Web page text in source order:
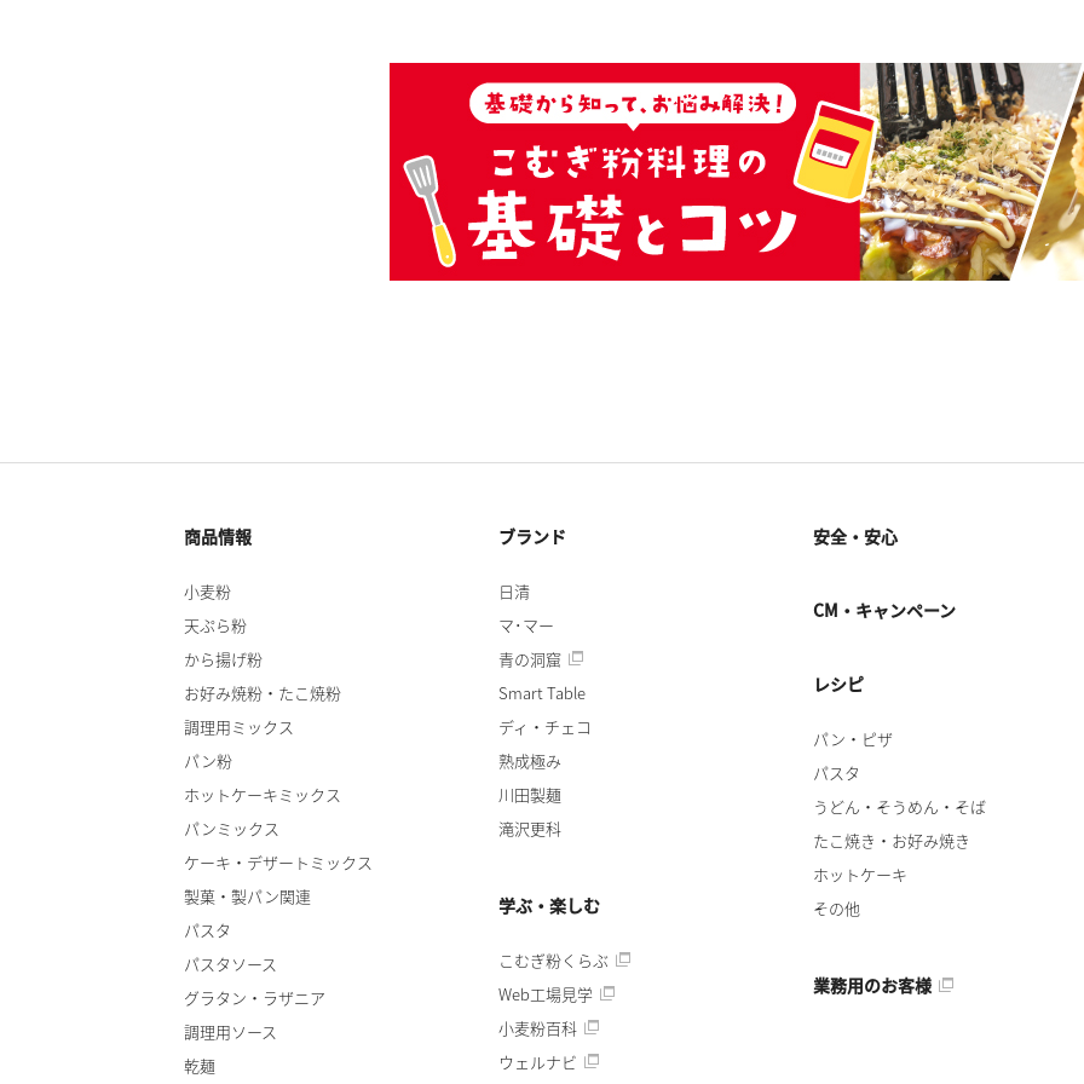
商品情報
小麦粉
天ぷら粉
から揚げ粉
お好み焼粉・たこ焼粉
調理用ミックス
パン粉
ホットケーキミックス
パンミックス
ケーキ・デザートミックス
製菓・製パン関連
パスタ
パスタソース
グラタン・ラザニア
調理用ソース
乾麺
ブランド
日清
マ･マー
青の洞窟
Smart Table
ディ・チェコ
熟成極み
川田製麺
滝沢更科
学ぶ・楽しむ
こむぎ粉くらぶ
Web工場見学
小麦粉百科
ウェルナビ
安全・安心
CM・キャンペーン
レシピ
パン・ピザ
パスタ
うどん・そうめん・そば
たこ焼き・お好み焼き
ホットケーキ
その他
業務用のお客様